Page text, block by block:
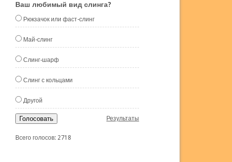
Ваш любимый вид слинга?
Рюкзачок или фаст-слинг
Май-слинг
Слинг-шарф
Слинг с кольцами
Другой
Голосовать Результаты
Всего голосов: 2718